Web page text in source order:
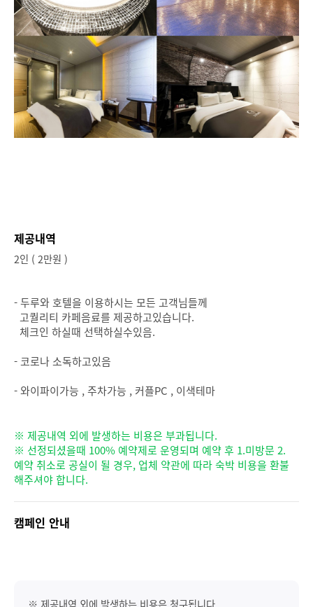
제공내역
2인 ( 2만원 )
- 두루와 호텔을 이용하시는 모든 고객님들께
고퀄리티 카페음료를 제공하고있습니다.
체크인 하실때 선택하실수있음.
- 코로나 소독하고있음
- 와이파이가능 , 주차가능 , 커플PC , 이색테마
※ 제공내역 외에 발생하는 비용은 부과됩니다.
※ 선정되셨을때 100% 예약제로 운영되며 예약 후 1.미방문 2.
예약 취소로 공실이 될 경우, 업체 약관에 따라 숙박 비용을 환불
해주셔야 합니다.
캠페인 안내